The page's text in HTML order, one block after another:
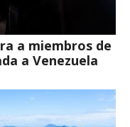
a miembros de
a Venezuela